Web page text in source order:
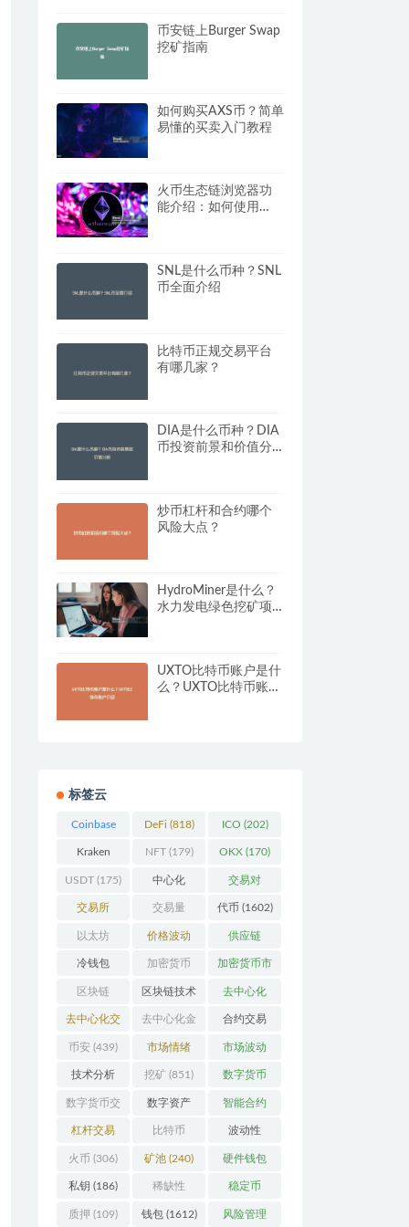
币安链上Burger Swap
挖矿指南
如何购买AXS币？简单
易懂的买卖入门教程
火币生态链浏览器功
能介绍：如何使用
SNL是什么币种？SNL
币全面介绍
比特币正规交易平台
有哪几家？
DIA是什么币种？DIA
币投资前景和价值分
炒币杠杆和合约哪个
风险大点？
HydroMiner是什么？
水力发电绿色挖矿项
UXTO比特币账户是什
么？UXTO比特币账户
标签云
Coinbase
(206)
DeFi (818) ICO (202)
Kraken
(104)
NFT(179) OKX (170)
USDT (175) 中心化
(3923)
交易对
(359)
交易所
(2164)
交易量
(246)
代币 (1602)
以太坊
(742)
价格波动
(630)
供应链
(118)
冷钱包
(175)
加密货币
(5442)
加密货币市
场(701)
区块链
(4599)
区块链技术
(528)
去中心化
(4087)
去中心化交
易所 (196)
去中心化金
融(111)
合约交易
(182)
币安 (439) 市场情绪
(337)
市场波动
(279)
技术分析
(148)
挖矿 (851) 数字货币
(8679)
数字货币交
易(150)
数字资产
(286)
智能合约
(532)
杠杆交易
(231)
比特币
(2378)
波动性
(352)
火币 (306) 矿池 (240) 硬件钱包
(170)
私钥 (186) 稀缺性
(193)
稳定币
(112)
质押 (109) 钱包(1612) 风险管理